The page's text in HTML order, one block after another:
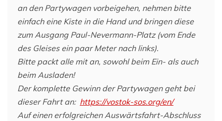
an den Partywagen vorbeigehen, nehmen bitte
einfach eine Kiste in die Hand und bringen diese
zum Ausgang Paul-Nevermann-Platz (vom Ende
des Gleises ein paar Meter nach links).
Bitte packt alle mit an, sowohl beim Ein- als auch
beim Ausladen!
Der komplette Gewinn der Partywagen geht bei
dieser Fahrt an: https://vostok-sos.org/en/
Auf einen erfolgreichen Auswärtsfahrt-Abschluss